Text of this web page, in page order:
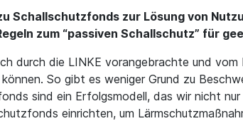
Schallschutzfonds zur Lösung von
zum “passiven Schallschutz” für
durch die LINKE vorangebrachte und
So gibt es weniger Grund zu
sind ein Erfolgsmodell, das wir nicht
einrichten, um